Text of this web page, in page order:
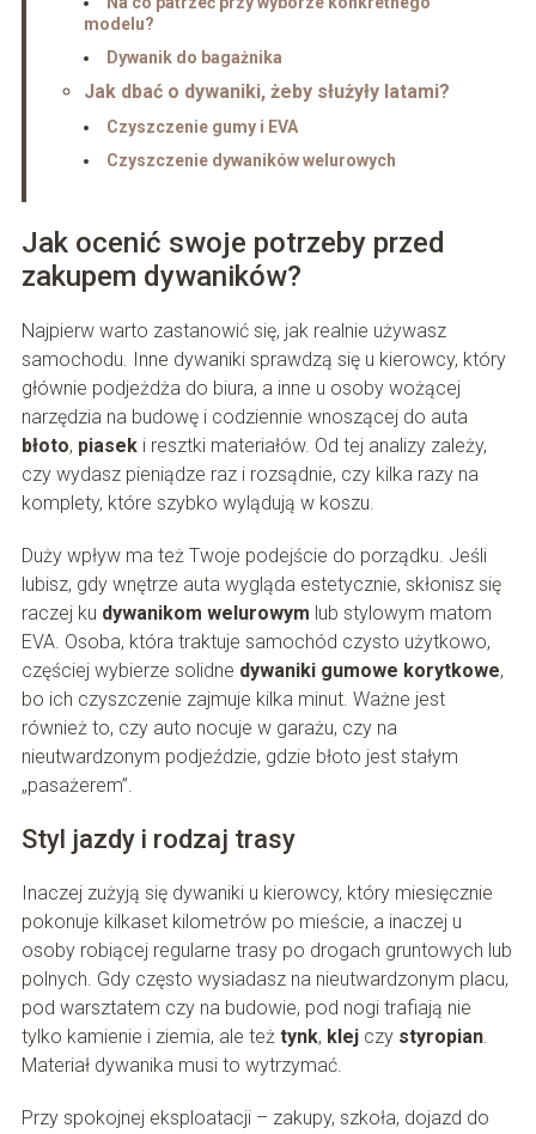
modelu?
Dywanik do bagażnika
Jak dbać o dywaniki, żeby służyły latami?
Czyszczenie gumy i EVA
Czyszczenie dywaników welurowych
Jak ocenić swoje potrzeby przed
zakupem dywaników?
Najpierw warto zastanowić się, jak realnie używasz
samochodu. Inne dywaniki sprawdzą się u kierowcy, który
głównie podjeżdża do biura, a inne u osoby wożącej
narzędzia na budowę i codziennie wnoszącej do auta
błoto, piaseki resztki materiałów. Od tej analizy zależy,
czy wydasz pieniądze raz i rozsądnie, czy kilka razy na
komplety, które szybko wylądują w koszu.
Duży wpływ ma też Twoje podejście do porządku. Jeśli
lubisz, gdy wnętrze auta wygląda estetycznie, skłonisz się
raczej ku dywanikom welurowym lub stylowym matom
EVA. Osoba, która traktuje samochód czysto użytkowo,
częściej wybierze solidne dywaniki gumowe korytkowe,
bo ich czyszczenie zajmuje kilka minut. Ważne jest
również to, czy auto nocuje w garażu, czy na
nieutwardzonym podjeździe, gdzie błoto jest stałym
„pasażerem”.
Styl jazdy i rodzaj trasy
Inaczej zużyją się dywaniki u kierowcy, który miesięcznie
pokonuje kilkaset kilometrów po mieście, a inaczej u
osoby robiącej regularne trasy po drogach gruntowych lub
polnych. Gdy często wysiadasz na nieutwardzonym placu,
pod warsztatem czy na budowie, pod nogi trafiają nie
tylko kamienie i ziemia, ale też tynk, klejczy styropian.
Materiał dywanika musi to wytrzymać.
Przy spokojnej eksploatacji – zakupy, szkoła, dojazd do